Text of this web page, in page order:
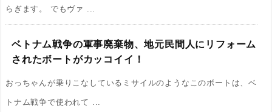
らぎます。 でもヴァ ...
ベトナム戦争の軍事廃棄物、地元民間人にリフォーム
されたボートがカッコイイ！
おっちゃんが乗りこなしているミサイルのようなこのボートは、ベ
トナム戦争で使われて ...